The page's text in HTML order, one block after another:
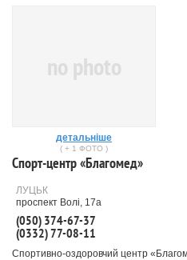
no photo
детальніше
( + 1 ФОТО )
Спорт-центр «Благомед»
ЛУЦЬК
проспект Волі, 17а
(050) 374-67-37
(0332) 77-08-11
Спортивно-оздоровчий центр